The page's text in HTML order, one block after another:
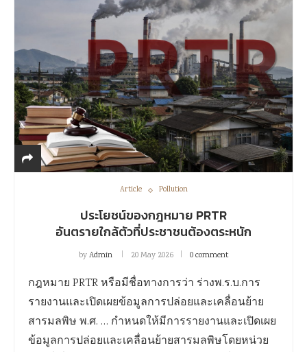
Article Pollution
ประโยชน์ของกฎหมาย PRTR
อันตรายใกล้ตัวที่ประชาชนต้องตระหนัก
byAdmin 20 May 2026 0 comment
กฎหมาย PRTR หรือมีชื่อทางการว่า ร่างพ.ร.บ.การ
รายงานและเปิดเผยข้อมูลการปล่อยและเคลื่อนย้าย
สารมลพิษ พ.ศ. … กำหนดให้มีการรายงานและเปิดเผย
ข้อมูลการปล่อยและเคลื่อนย้ายสารมลพิษโดยหน่วย